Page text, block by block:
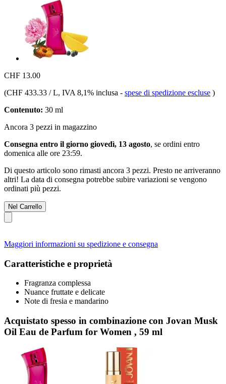
CHF 13.00
(CHF 433.33 / L, IVA 8,1% inclusa - spese di spedizione escluse )
Contenuto: 30 ml
Ancora 3 pezzi in magazzino
Consegna entro il giorno giovedì, 13 agosto, se ordini entro
domenica alle ore 23:59.
Di questo articolo sono rimasti ancora 3 pezzi. Presto ne arriveranno
altri! La data di consegna potrebbe subire variazioni se vengono
ordinati più pezzi.
Nel Carrello
Maggiori informazioni su spedizione e consegna
Caratteristiche e proprietà
Fragranza complessa
Nuance fruttate e delicate
Note di fresia e mandarino
Acquistato spesso in combinazione con Jovan Musk
Oil Eau de Parfum for Women , 59 ml